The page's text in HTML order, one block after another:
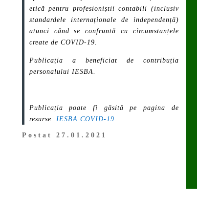
etică pentru profesioniștii contabili (inclusiv
standardele internaționale de independență)
atunci când se confruntă cu circumstanțele
create de COVID-19.
Publicația a beneficiat de contribuția
personalului IESBA.
Publicația poate fi găsită pe pagina de
resurse IESBA COVID-19
Postat 27.01.2021